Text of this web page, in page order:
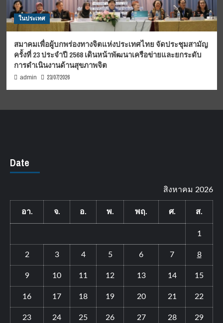
ในประเทศ
สมาคมเพื่อผู้บกพร่องทางจิตแห่งประเทศไทย จัดประชุมสามัญ
ครั้งที่ 23 ประจำปี 2568 เดินหน้าพัฒนาเครือข่ายและยกระดับ
การดำเนินงานด้านสุขภาพจิต
admin 23/07/2026
Date
สิงหาคม 2026
อา. จ. อ. พ. พฤ. ศ. ส.
1
2 3 4 5 6 7 8
9 10 11 12 13 14 15
16 17 18 19 20 21 22
23 24 25 26 27 28 29